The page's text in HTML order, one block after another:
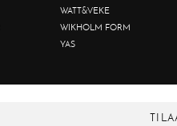
WATT&VEKE
WIKHOLM FORM
YAS